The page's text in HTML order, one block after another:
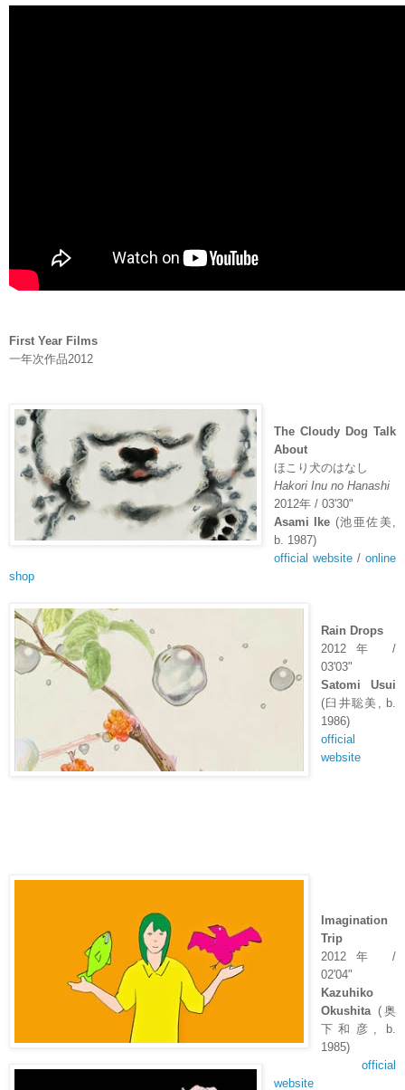
First Year Films
一年次作品2012
The Cloudy Dog Talk
About
ほこり犬のはなし
Hakori Inu no Hanashi
2012年 / 03'30"
Asami Ike (池亜佐美 ,
b. 1987)
official website / online
shop
Rain Drops
2012 年
/
03'03"
Satomi Usui
(臼井聡美 , b.
1986)
official
website
Imagination
Trip
2012 年
/
02'04"
Kazuhiko
Okushita(奥
下和彦 , b.
1985)
official
website